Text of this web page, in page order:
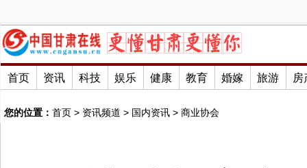
首页 资讯 科技 娱乐 健康 教育 婚嫁 旅游 房
您的位置： 首页 > 资讯频道 > 国内资讯 > 商业协会